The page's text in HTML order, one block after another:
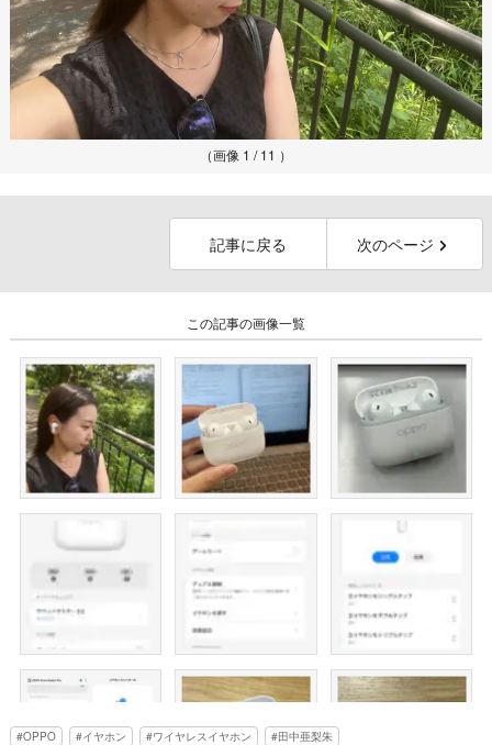
（画像 1 / 11 ）
記事に戻る 次のページ
この記事の画像一覧
OPPO イヤホン ワイヤレスイヤホン
田中亜梨朱